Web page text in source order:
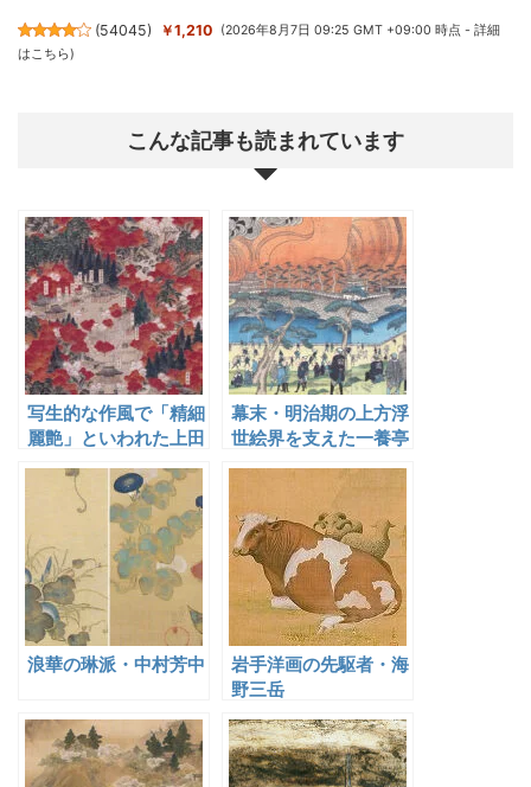
(54045) ￥1,210 (2026年8月7日 09:25 GMT +09:00 時点 -詳細
はこちら)
こんな記事も読まれています
写生的な作風で「精細
麗艶」といわれた上田
耕冲
幕末・明治期の上方浮
世絵界を支えた一養亭
芳滝
浪華の琳派・中村芳中
岩手洋画の先駆者・海
野三岳